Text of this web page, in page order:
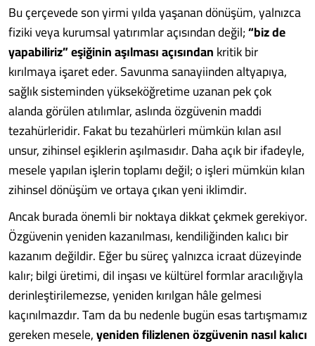
Bu çerçevede son yirmi yılda yaşanan dönüşüm, yalnızca
fiziki veya kurumsal yatırımlar açısından değil;“biz de
yapabiliriz”eşiğinin aşılması açısındankritik bir
kırılmaya işaret eder. Savunma sanayiinden altyapıya,
sağlık sisteminden yükseköğretime uzanan pek çok
alanda görülen atılımlar, aslında özgüvenin maddi
tezahürleridir. Fakat bu tezahürleri mümkün kılan asıl
unsur, zihinsel eşiklerin aşılmasıdır. Daha açık bir ifadeyle,
mesele yapılan işlerin toplamı değil; o işleri mümkün kılan
zihinsel dönüşüm ve ortaya çıkan yeni iklimdir.
Ancak burada önemli bir noktaya dikkat çekmek gerekiyor.
Özgüvenin yeniden kazanılması, kendiliğinden kalıcı bir
kazanım değildir. Eğer bu süreç yalnızca icraat düzeyinde
kalır; bilgi üretimi, dil inşası ve kültürel formlar aracılığıyla
derinleştirilemezse, yeniden kırılgan hâle gelmesi
kaçınılmazdır. Tam da bu nedenle bugün esas tartışmamız
gereken mesele,yeniden filizlenen özgüvenin nasıl kalıcı